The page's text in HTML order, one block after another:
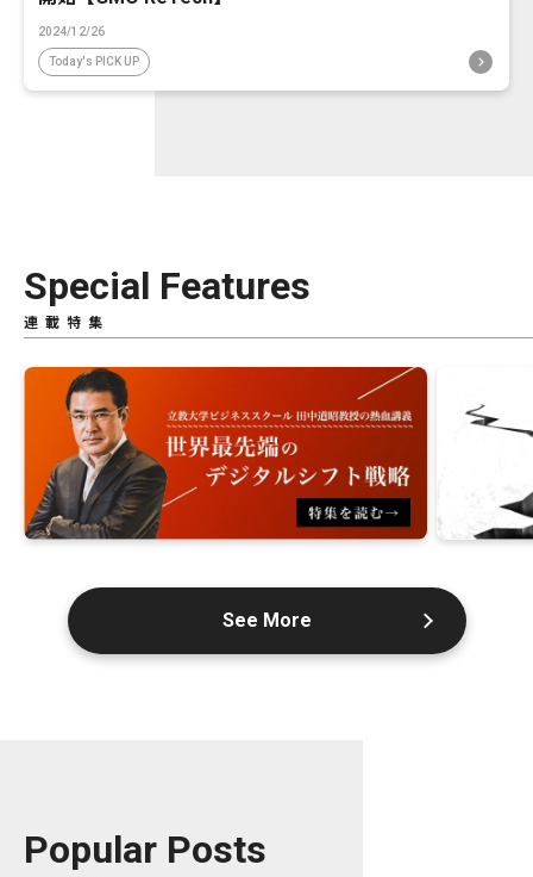
2024/12/26
Today's PICK UP
Special Features
連載特集
See More
Popular Posts